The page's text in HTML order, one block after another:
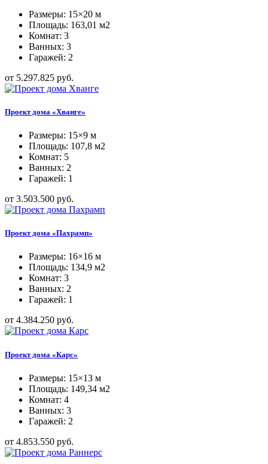
Размеры: 15×20 м
Площадь: 163,01 м2
Комнат: 3
Ванных: 3
Гаражей: 2
от 5.297.825 руб.
Проект дома «Хванге»
Размеры: 15×9 м
Площадь: 107,8 м2
Комнат: 5
Ванных: 2
Гаражей: 1
от 3.503.500 руб.
Проект дома «Пахрамп»
Размеры: 16×16 м
Площадь: 134,9 м2
Комнат: 3
Ванных: 2
Гаражей: 1
от 4.384.250 руб.
Проект дома «Карс»
Размеры: 15×13 м
Площадь: 149,34 м2
Комнат: 4
Ванных: 3
Гаражей: 2
от 4.853.550 руб.